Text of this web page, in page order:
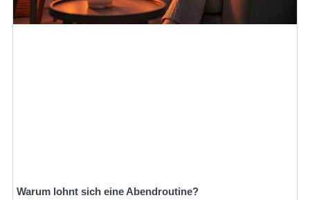
Warum lohnt sich eine Abendroutine?